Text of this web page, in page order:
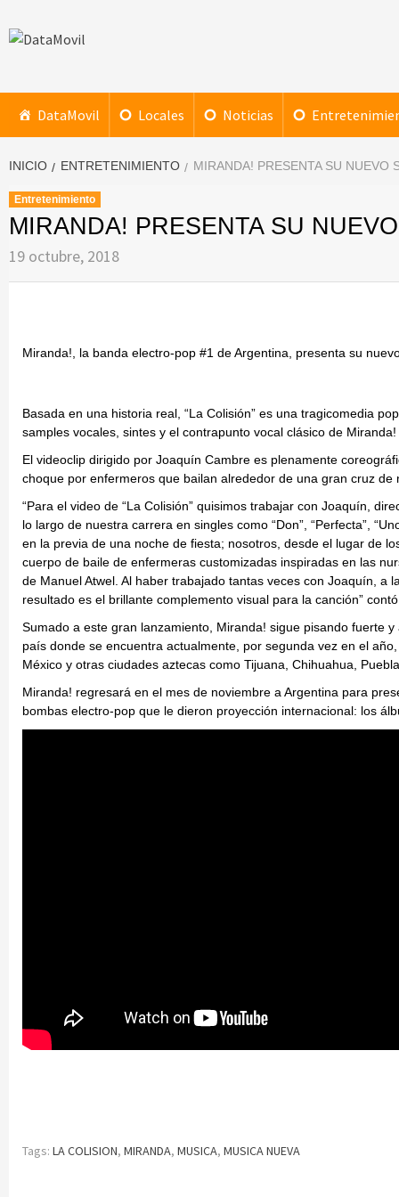
al
DataMovil
DataMovil Locales Noticias
INICIO ENTRETENIMIENTO MIRANDA! PRESENTA SU NUEVO
Entretenimiento
MIRANDA! PRESENTA SU
19 octubre, 2018
Miranda!, la banda electro-pop #1 de Argentina, presenta su
Basada en una historia real, “La Colisión” es una tragicomedia
samples vocales, sintes y el contrapunto vocal clásico de
El videoclip dirigido por Joaquín Cambre es plenamente
choque por enfermeros que bailan alrededor de una gran cruz de
“Para el video de “La Colisión” quisimos trabajar con Joaquín,
lo largo de nuestra carrera en singles como “Don”, “Perfecta”,
en la previa de una noche de fiesta; nosotros, desde el lugar de
cuerpo de baile de enfermeras customizadas inspiradas en las
de Manuel Atwel. Al haber trabajado tantas veces con Joaquín,
resultado es el brillante complemento visual para la canción” contó
Sumado a este gran lanzamiento, Miranda! sigue pisando fuerte
país donde se encuentra actualmente, por segunda vez en el
México y otras ciudades aztecas como Tijuana, Chihuahua,
Miranda! regresará en el mes de noviembre a Argentina para
bombas electro-pop que le dieron proyección internacional: los
Tags: LA COLISION, MIRANDA, MUSICA, MUSICA NUEVA